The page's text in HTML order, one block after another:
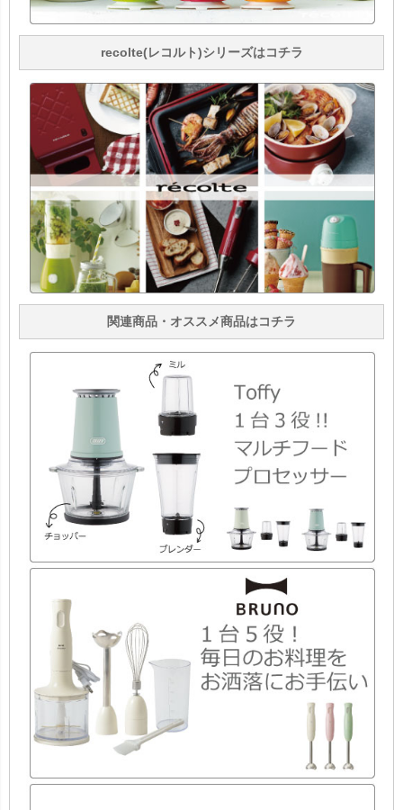
recolte(レコルト)シリーズはコチラ
関連商品・オススメ商品はコチラ